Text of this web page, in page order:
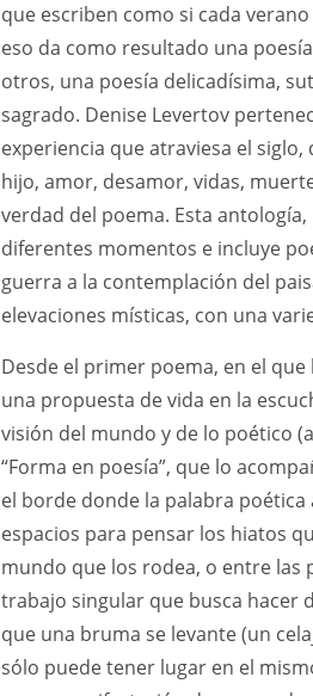
que escriben como si cada
eso da como resultado una
otros, una poesía delicadísima,
sagrado. Denise Levertov
experiencia que atraviesa el
hijo, amor, desamor, vidas,
verdad del poema. Esta
diferentes momentos e incluye
guerra a la contemplación del
elevaciones místicas, con una
Desde el primer poema, en el
una propuesta de vida en la
visión del mundo y de lo poético
“Forma en poesía”, que lo
el borde donde la palabra poética
espacios para pensar los hiatos
mundo que los rodea, o entre
trabajo singular que busca hacer
que una bruma se levante (un
sólo puede tener lugar en el